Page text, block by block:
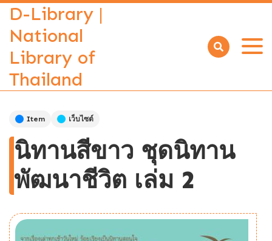
D-Library |
National
Library of
Thailand
Open
Item เว็บไซต์
นิทานสีขาว ชุดนิทาน
พัฒนาชีวิต เล่ม 2